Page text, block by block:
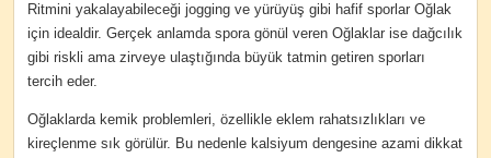
Ritmini yakalayabileceği jogging ve yürüyüş gibi hafif sporlar Oğlak
için idealdir. Gerçek anlamda spora gönül veren Oğlaklar ise dağcılık
gibi riskli ama zirveye ulaştığında büyük tatmin getiren sporları
tercih eder.
Oğlaklarda kemik problemleri, özellikle eklem rahatsızlıkları ve
kireçlenme sık görülür. Bu nedenle kalsiyum dengesine azami dikkat